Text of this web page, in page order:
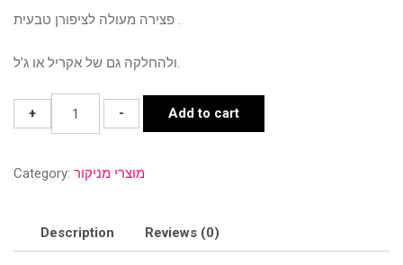
פצירה מעולה לציפורן טבעית .
ולהחלקה גם של אקריל או ג’ל.
+
פצירה
ורודה
quantity
- Add to cart
Category: מוצרי מניקור
Description Reviews (0)